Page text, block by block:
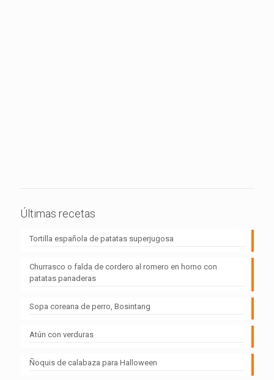
Últimas recetas
Tortilla española de patatas superjugosa
Churrasco o falda de cordero al romero en horno con
patatas panaderas
Sopa coreana de perro, Bosintang
Atún con verduras
Ñoquis de calabaza para Halloween